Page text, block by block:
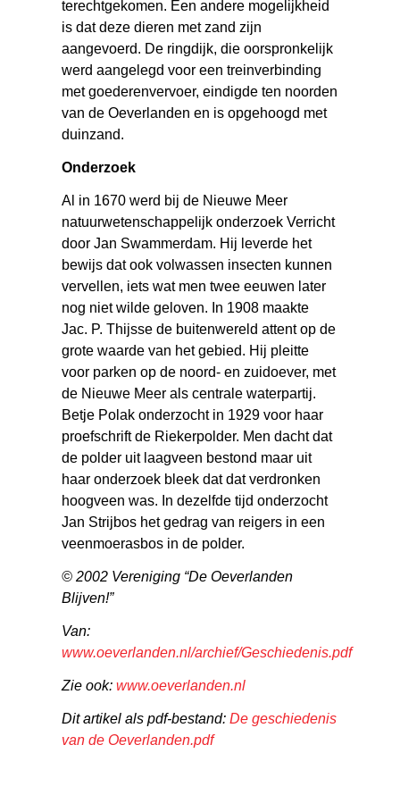
terechtgekomen. Een andere mogelijkheid
is dat deze dieren met zand zijn
aangevoerd. De ringdijk, die oorspronkelijk
werd aangelegd voor een treinverbinding
met goederenvervoer, eindigde ten noorden
van de Oeverlanden en is opgehoogd met
duinzand.
Onderzoek
Al in 1670 werd bij de Nieuwe Meer
natuurwetenschappelijk onderzoek Verricht
door Jan Swammerdam. Hij leverde het
bewijs dat ook volwassen insecten kunnen
vervellen, iets wat men twee eeuwen later
nog niet wilde geloven. In 1908 maakte
Jac. P. Thijsse de buitenwereld attent op de
grote waarde van het gebied. Hij pleitte
voor parken op de noord- en zuidoever, met
de Nieuwe Meer als centrale waterpartij.
Betje Polak onderzocht in 1929 voor haar
proefschrift de Riekerpolder. Men dacht dat
de polder uit laagveen bestond maar uit
haar onderzoek bleek dat dat verdronken
hoogveen was. In dezelfde tijd onderzocht
Jan Strijbos het gedrag van reigers in een
veenmoerasbos in de polder.
© 2002 Vereniging “De Oeverlanden
Blijven!”
Van:
www.oeverlanden.nl/archief/Geschiedenis.pdf
Zie ook:www.oeverlanden.nl
Dit artikel als pdf-bestand: De geschiedenis
van de Oeverlanden.pdf